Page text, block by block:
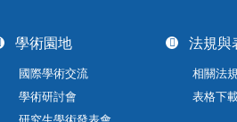
學術園地
國際學術交流
學術研討會
法規與
相關法
表格下